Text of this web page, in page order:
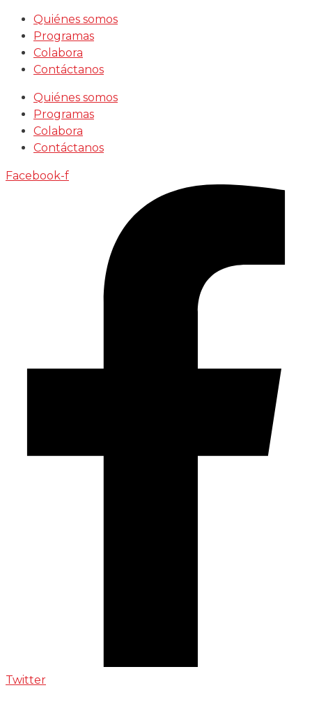
Saltar
contenido
Quiénes somos
Programas
Colabora
Contáctanos
Quiénes somos
Programas
Colabora
Contáctanos
Facebook-f
Twitter